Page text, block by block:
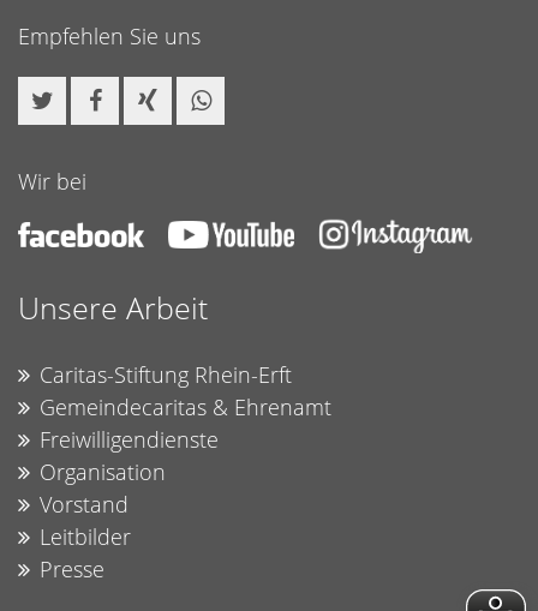
Empfehlen Sie uns
Wir bei
Unsere Arbeit
Caritas-Stiftung Rhein-Erft
Gemeindecaritas & Ehrenamt
Freiwilligendienste
Organisation
Vorstand
Leitbilder
Presse